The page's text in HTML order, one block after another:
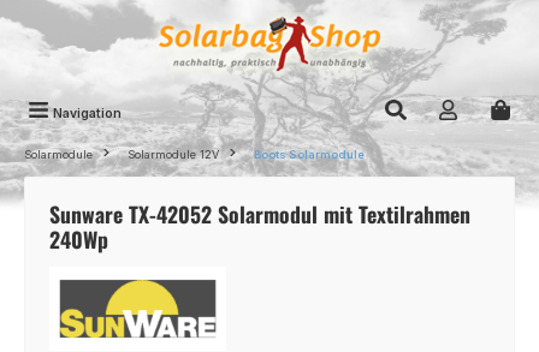
Zum Hauptinhalt springen
Navigation
Solarmodule Solarmodule 12V Boots Solarmodule
Sunware TX-42052 Solarmodul mit Textilrahmen
240Wp